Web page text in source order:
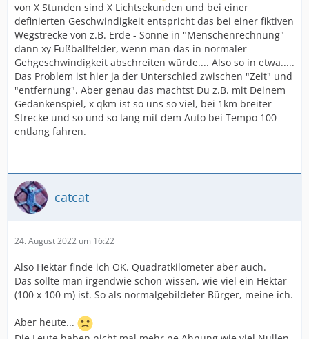
von X Stunden sind X Lichtsekunden und bei einer
definierten Geschwindigkeit entspricht das bei einer fiktiven
Wegstrecke von z.B. Erde - Sonne in "Menschenrechnung"
dann xy Fußballfelder, wenn man das in normaler
Gehgeschwindigkeit abschreiten würde.... Also so in etwa.....
Das Problem ist hier ja der Unterschied zwischen "Zeit" und
"entfernung". Aber genau das machtst Du z.B. mit Deinem
Gedankenspiel, x qkm ist so uns so viel, bei 1km breiter
Strecke und so und so lang mit dem Auto bei Tempo 100
entlang fahren.
catcat
24. August 2022 um 16:22
Also Hektar finde ich OK. Quadratkilometer aber auch.
Das sollte man irgendwie schon wissen, wie viel ein Hektar
(100 x 100 m) ist. So als normalgebildeter Bürger, meine ich.
Aber heute...